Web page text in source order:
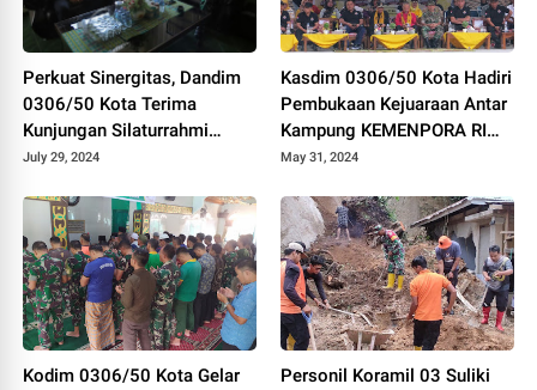
Perkuat Sinergitas, Dandim
0306/50 Kota Terima
Kunjungan Silaturrahmi
Ketua Pengadilan Negeri
July 29, 2024
Kasdim 0306/50 Kota Hadiri
Pembukaan Kejuaraan Antar
Kampung KEMENPORA RI
Tahun 2024
May 31, 2024
Kodim 0306/50 Kota Gelar
Personil Koramil 03 Suliki